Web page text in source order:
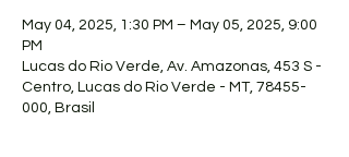
May 04, 2025, 1:30 PM – May 05, 2025, 9:00
PM
Lucas do Rio Verde, Av. Amazonas, 453 S -
Centro, Lucas do Rio Verde - MT, 78455-
000, Brasil